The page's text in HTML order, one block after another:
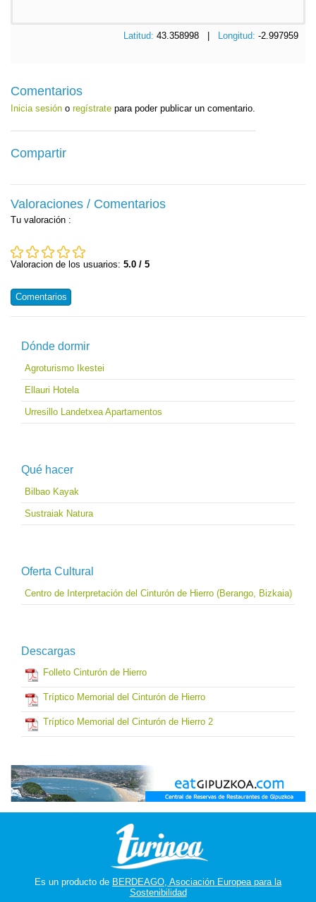
Latitud: 43.358998 | Longitud: -2.997959
Comentarios
Inicia sesión o regístrate para poder publicar un comentario.
Compartir
Valoraciones / Comentarios
Tu valoración :
Valoracion de los usuarios: 5.0 / 5
Comentarios
Dónde dormir
Agroturismo Ikestei
Ellauri Hotela
Urresillo Landetxea Apartamentos
Qué hacer
Bilbao Kayak
Sustraiak Natura
Oferta Cultural
Centro de Interpretación del Cinturón de Hierro (Berango, Bizkaia)
Descargas
Folleto Cinturón de Hierro
Tríptico Memorial del Cinturón de Hierro
Tríptico Memorial del Cinturón de Hierro 2
Es un producto de BERDEAGO, Asociación Europea para la
Sostenibilidad